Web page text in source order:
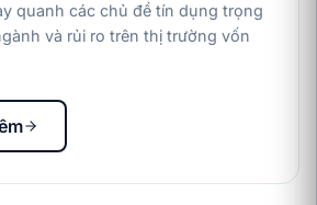
quanh các chủ đề tín dụng trọng
và rủi ro trên thị trường vốn